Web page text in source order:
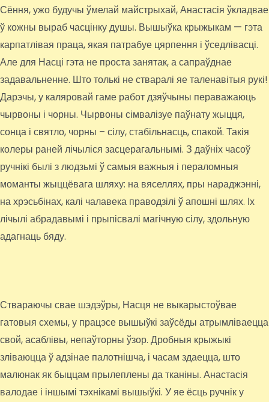
Сёння, ужо будучы ўмелай майстрыхай, Анастасія ўкладвае
ў кожны выраб часцінку душы. Вышыўка крыжыкам — гэта
карпатлівая праца, якая патрабуе цярпення і ўседлівасці.
Але для Насці гэта не проста занятак, а сапраўднае
задавальненне. Што толькі не стваралі яе таленавітыя рукі!
Дарэчы, у каляровай гаме работ дзяўчыны пераважаюць
чырвоны і чорны. Чырвоны сімвалізуе паўнату жыцця,
сонца і святло, чорны – сілу, стабільнасць, спакой. Такія
колеры раней лічыліся засцерагальнымі. З даўніх часоў
ручнікі былі з людзьмі ў самыя важныя і пераломныя
моманты жыццёвага шляху: на вяселлях, пры нараджэнні,
на хрэсьбінах, калі чалавека праводзілі ў апошні шлях. Іх
лічылі абрадавымі і прыпісвалі магічную сілу, здольную
адагнаць бяду.
Ствараючы свае шэдэўры, Насця не выкарыстоўвае
гатовыя схемы, у працэсе вышыўкі заўсёды атрымліваецца
свой, асаблівы, непаўторны ўзор. Дробныя крыжыкі
зліваюцца ў адзінае палотнішча, і часам здаецца, што
малюнак як быццам прылеплены да тканіны. Анастасія
валодае і іншымі тэхнікамі вышыўкі. У яе ёсць ручнік у